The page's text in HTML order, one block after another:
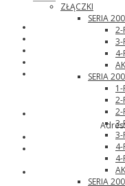
ZŁĄCZKI
SERIA
2-
3-
4-
SERIA
1-
2-
2-
3-
3-
4-
4-
SERIA